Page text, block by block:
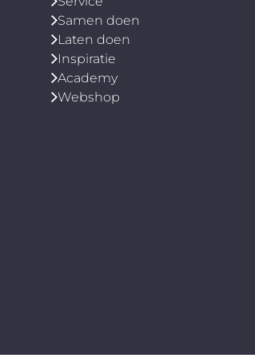
combineren met een naadloze
dakgoot op maat? Wij leveren
en monteren naadloze
aluminium goten tot 30 meter
uit één stuk, beschikbaar in 5
inch, 6 inch, 8 inch en bakgoot.
Samen doen
Laten doen
Inspiratie
Academy
Webshop